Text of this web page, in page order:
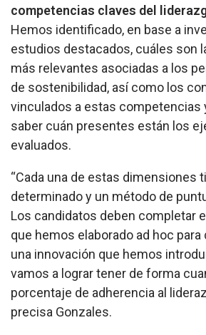
competencias claves del
Hemos identificado, en base a
estudios destacados, cuáles son
más relevantes asociadas a los
de sostenibilidad, así como los
vinculados a estas competencias
saber cuán presentes están los
evaluados.
“Cada una de estas dimensiones
determinado y un método de
Los candidatos deben completar
que hemos elaborado ad hoc para
una innovación que hemos
vamos a lograr tener de forma
porcentaje de adherencia al
precisa Gonzales.